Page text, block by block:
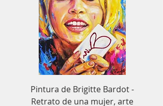
Pintura de Brigitte Bardot -
Retrato de una mujer, arte